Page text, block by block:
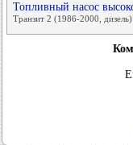
Топливный насос
Транзит 2 (1986-2000, дизель)